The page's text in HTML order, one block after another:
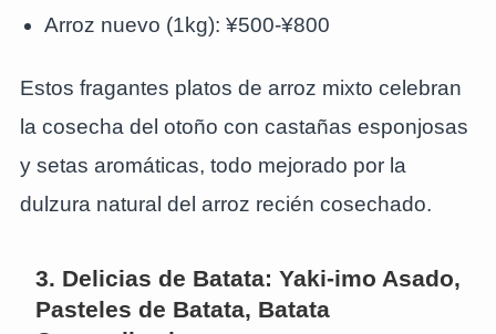
Arroz nuevo (1kg): ¥500-¥800
Estos fragantes platos de arroz mixto celebran
la cosecha del otoño con castañas esponjosas
y setas aromáticas, todo mejorado por la
dulzura natural del arroz recién cosechado.
3. Delicias de Batata: Yaki-imo Asado,
Pasteles de Batata, Batata